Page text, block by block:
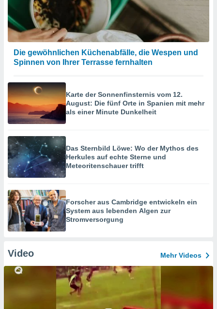
Die gewöhnlichen Küchenabfälle, die Wespen und
Spinnen von Ihrer Terrasse fernhalten
Karte der Sonnenfinsternis vom 12.
August: Die fünf Orte in Spanien mit mehr
als einer Minute Dunkelheit
Das Sternbild Löwe: Wo der Mythos des
Herkules auf echte Sterne und
Meteoritenschauer trifft
Forscher aus Cambridge entwickeln ein
System aus lebenden Algen zur
Stromversorgung
Video Mehr Videos